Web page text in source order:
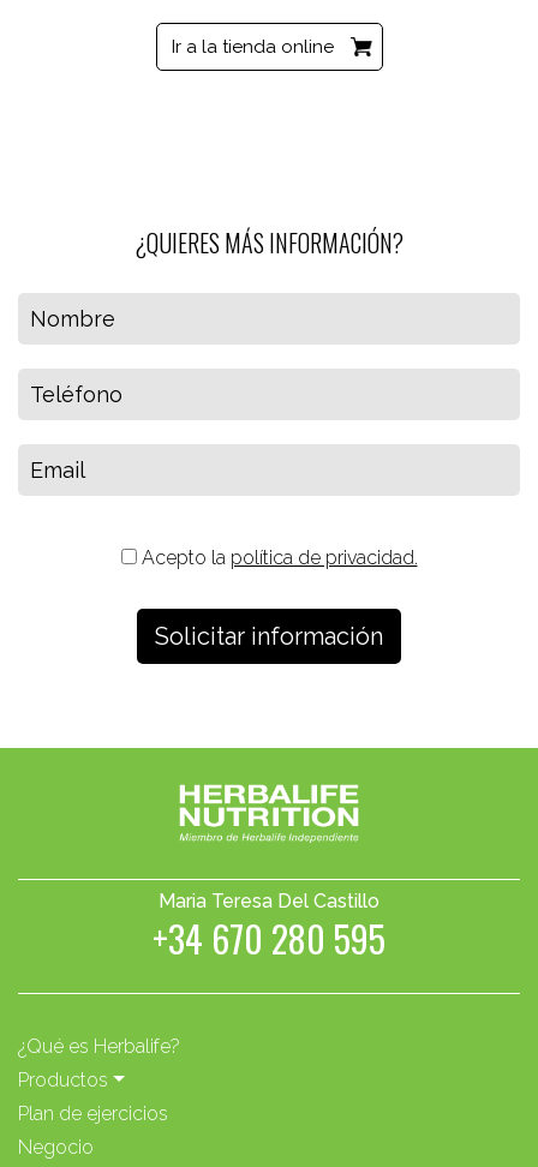
Ir a la tienda online
¿QUIERES MÁS INFORMACIÓN?
Acepto la política de privacidad.
Maria Teresa Del Castillo
+34 670 280 595
¿Qué es Herbalife?
Productos
Plan de ejercicios
Negocio